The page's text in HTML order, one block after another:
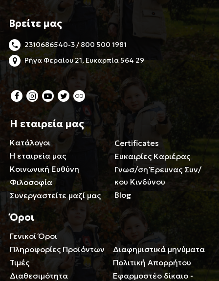
Βρείτε μας
2310686540-3 / 800 500 1981
Ρήγα Φεραίου 21, Ευκαρπία 564 29
Η εταιρεία μας
Κατάλογοι
Η εταιρεία μας
Κοινωνική Ευθύνη
Φιλοσοφία
Συνεργαστείτε μαζί μας
Certificates
Ευκαιρίες Καριέρας
Γνωσ/ση Έρευνας Συν/
κου Κινδύνου
Blog
Όροι
Γενικοί Όροι
Πληροφορίες Προϊόντων
Τιμές
Διαθεσιμότητα
Περιορισμοί ευθύνης
Διαφημιστικά μηνύματα
Πολιτική Απορρήτου
Εφαρμοστέο δίκαιο -